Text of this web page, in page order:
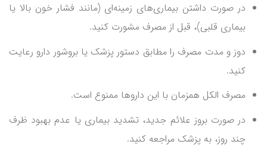
در صورت داشتن بیماری‌های زمینه‌ای (مانند فشار خون بالا یا
بیماری قلبی)، قبل از مصرف مشورت کنید.
دوز و مدت مصرف را مطابق دستور پزشک یا بروشور دارو رعایت
کنید.
مصرف الکل همزمان با این داروها ممنوع است.
در صورت بروز علائم جدید، تشدید بیماری یا عدم بهبود ظرف
چند روز، به پزشک مراجعه کنید.